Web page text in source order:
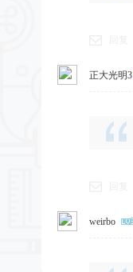
正大光明3
weirbo